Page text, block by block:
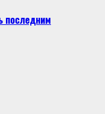
последним